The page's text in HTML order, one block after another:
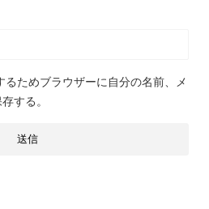
るためブラウザーに自分の名前、メ
する。